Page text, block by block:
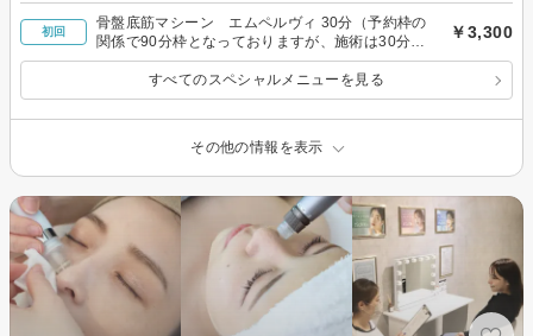
初回
骨盤底筋マシーン エムペルヴィ 30分（予約枠の
関係で90分枠となっておりますが、施術は30分で
す）
￥3,300
すべてのスペシャルメニューを見る
その他の情報を表示